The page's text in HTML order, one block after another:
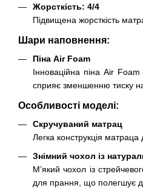
Жорсткість: 4/4
Підвищена жорсткість
Шари наповнення:
Піна Air Foam
Інноваційна піна Air
сприяє зменшенню тиску
Особливості моделі:
Скручуваний матрац
Легка конструкція
Знімний чохол із
М’який чохол із
для прання, що полегшує